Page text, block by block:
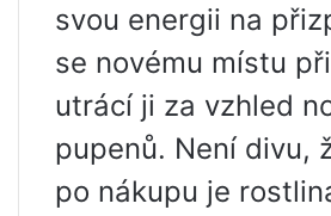
svou energii na
se novému místu
utrácí ji za vzhled
pupenů. Není divu,
po nákupu je